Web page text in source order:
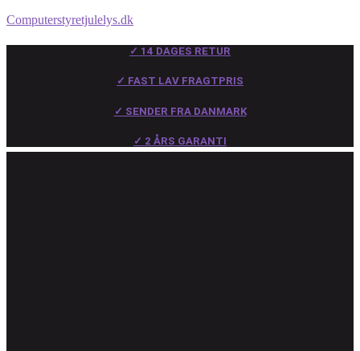
Computerstyretjulelys.dk
✓ 14 DAGES RETUR
✓ FAST LAV FRAGTPRIS
✓ SENDER FRA DANMARK
✓ 2 ÅRS GARANTI